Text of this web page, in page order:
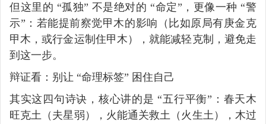
但这里的 “孤独” 不是绝对的 “命定”，更像一种 “警
示”：若能提前察觉甲木的影响（比如原局有庚金克
甲木，或行金运制住甲木），就能减轻克制，避免走
到这一步。
辩证看：别让 “命理标签” 困住自己
其实这四句诗诀，核心讲的是 “五行平衡”：春天木
旺克土（夫星弱），火能通关救土（火生土），木过